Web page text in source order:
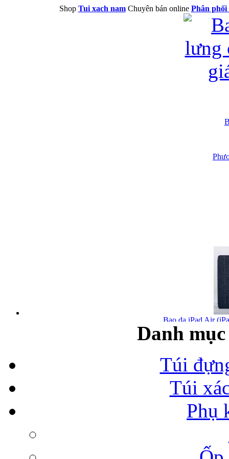
Shop Tui xach namChuyên bán online Phân phối
Bao da iPad Air
Bao da iPad Air
Danh
Túi
Túi
Phụ